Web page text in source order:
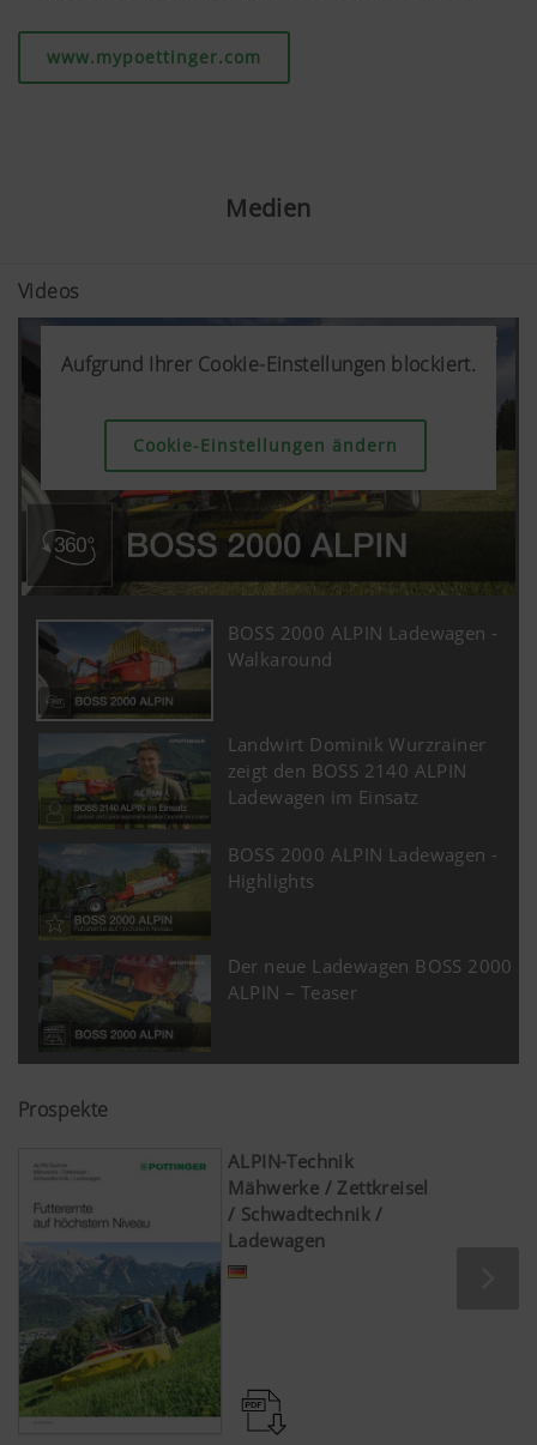
www.mypoettinger.com
Medien
Videos
Aufgrund Ihrer Cookie-Einstellungen blockiert.
Cookie-Einstellungen ändern
Aufgrund Ihrer Cookie-Einstellungen blockiert.
Cookie-Einstellungen ändern
Aufgrund Ihrer Cookie-Einstellungen blockiert.
Cookie-Einstellungen ändern
BOSS 2000 ALPIN Ladewagen -
Walkaround
Landwirt Dominik Wurzrainer
zeigt den BOSS 2140 ALPIN
Ladewagen im Einsatz
BOSS 2000 ALPIN Ladewagen -
Highlights
Der neue Ladewagen BOSS 2000
ALPIN – Teaser
Prospekte
ALPIN-Technik
Mähwerke / Zettkreisel
/ Schwadtechnik /
Ladewagen